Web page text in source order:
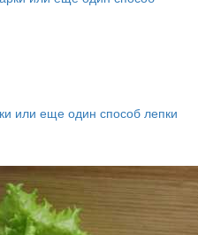
или еще один способ лепки